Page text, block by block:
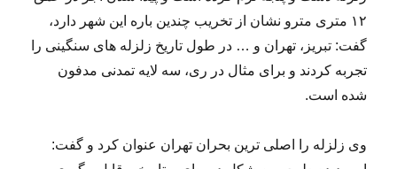
۱۲ متری مترو نشان از تخریب چندین باره این شهر دارد،
گفت: تبریز، تهران و … در طول تاریخ زلزله های سنگینی را
تجربه کردند و برای مثال در ری، سه لایه تمدنی مدفون
شده است.
وی زلزله را اصلی ترین بحران تهران عنوان کرد و گفت: